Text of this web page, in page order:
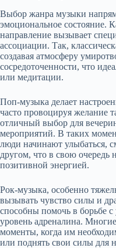
Выбор жанра музыки
эмоциональное состояние.
направление вызывает
ассоциации. Так,
создавая атмосферу
сосредоточенности, что
или медитации.
Поп-музыка делает
часто провоцируя желание
отличный выбор для
мероприятий. В таких
люди начинают улыбаться,
другом, что в свою очередь
позитивной энергией.
Рок-музыка, особенно
вызывать чувство силы и
способны помочь в борьбе с
уровень адреналина.
моменты, когда им
или поднять свои силы для